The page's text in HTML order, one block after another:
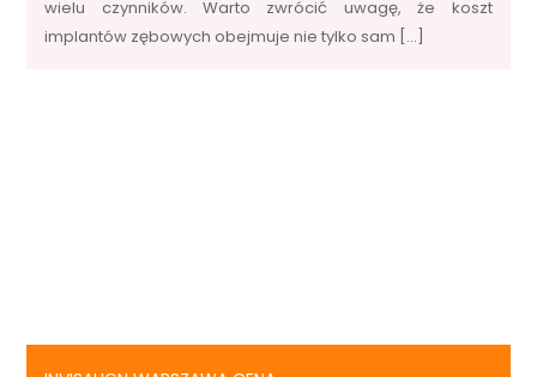
wielu czynników. Warto zwrócić uwagę, że koszt
implantów zębowych obejmuje nie tylko sam […]